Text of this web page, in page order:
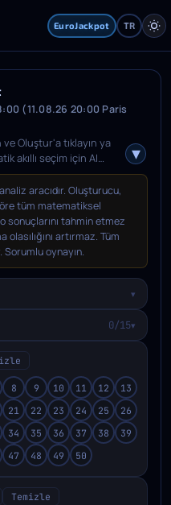
EuroJackpot TR
(11.08.26 20:00 Paris
Oluştur'a tıklayın ya
akıllı seçim için AI
beğendiğiniz
sekmesini açın,
aracıdır. Oluşturucu,
tüm matematiksel
sonuçlarını tahmin etmez
artırmaz. Tüm
oynayın.
▾
8 9 10 11 12
13
21 22 23 24 25
26
34 35 36 37 38
39
47 48 49 50
Temizle
0/15▾